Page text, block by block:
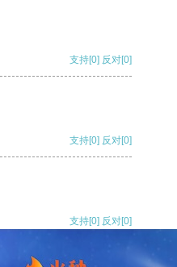
支持[0] 反对[0]
支持[0] 反对[0]
支持[0] 反对[0]